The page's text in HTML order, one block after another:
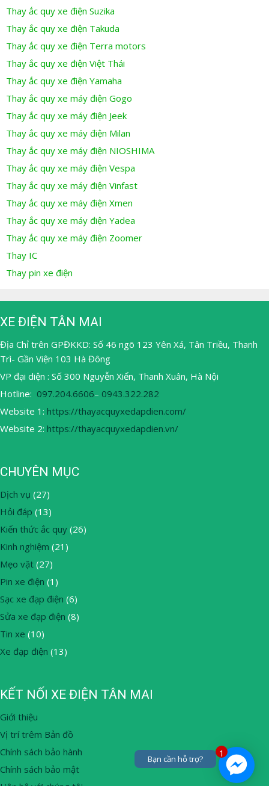
Thay ắc quy xe điện Suzika
Thay ắc quy xe điện Takuda
Thay ắc quy xe điện Terra motors
Thay ắc quy xe điện Việt Thái
Thay ắc quy xe điện Yamaha
Thay ắc quy xe máy điện Gogo
Thay ắc quy xe máy điện Jeek
Thay ắc quy xe máy điện Milan
Thay ắc quy xe máy điện NIOSHIMA
Thay ắc quy xe máy điện Vespa
Thay ắc quy xe máy điện Vinfast
Thay ắc quy xe máy điện Xmen
Thay ắc quy xe máy điện Yadea
Thay ắc quy xe máy điện Zoomer
Thay IC
Thay pin xe điện
XE ĐIỆN TÂN MAI
Địa Chỉ trên GPĐKKD: Số 46 ngõ 123 Yên Xá, Tân Triều, Thanh
Trì- Gần Viện 103 Hà Đông
VP đại diện : Số 300 Nguyễn Xiển, Thanh Xuân, Hà Nội
Hotline: 097.204.6606– 0943.322.282
Website 1: https://thayacquyxedapdien.com/
Website 2: https://thayacquyxedapdien.vn/
CHUYÊN MỤC
Dịch vụ (27)
Hỏi đáp (13)
Kiến thức ắc quy (26)
Kinh nghiệm (21)
Mẹo vặt (27)
Pin xe điện (1)
Sạc xe đạp điện (6)
Sửa xe đạp điện (8)
Tin xe (10)
Xe đạp điện (13)
KẾT NỐI XE ĐIỆN TÂN MAI
Giới thiệu
Vị trí trêm Bản đồ
Chính sách bảo hành
Chính sách bảo mật
1
Bạn cần hỗ trợ?